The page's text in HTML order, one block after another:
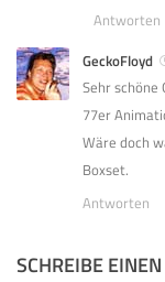
Antworten
GeckoFloyd
Sehr
77er
Wäre doch
Boxset.
Antworten
SCHREIBE